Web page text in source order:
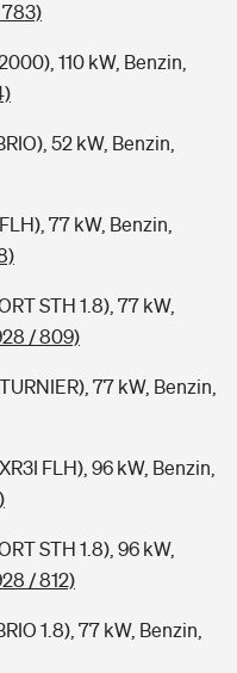
110 kW, Benzin,
52 kW, Benzin,
77 kW, Benzin,
STH 1.8), 77 kW,
/ 809)
77 kW, Benzin,
FLH), 96 kW, Benzin,
STH 1.8), 96 kW,
/ 812)
1.8), 77 kW, Benzin,